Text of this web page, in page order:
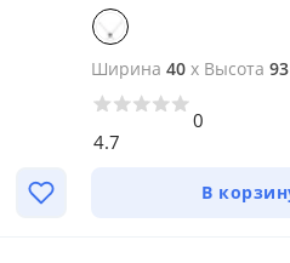
Ширина 40 x Высота 93
4.7
0
В